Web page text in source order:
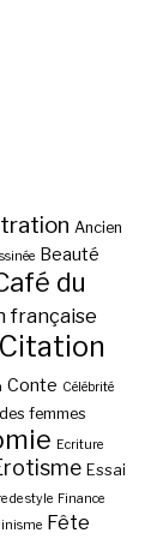
Ancien
Beauté
du
française
Citation
Conte Célébrité
femmes
Ecriture
Essai
de style Finance
Fête